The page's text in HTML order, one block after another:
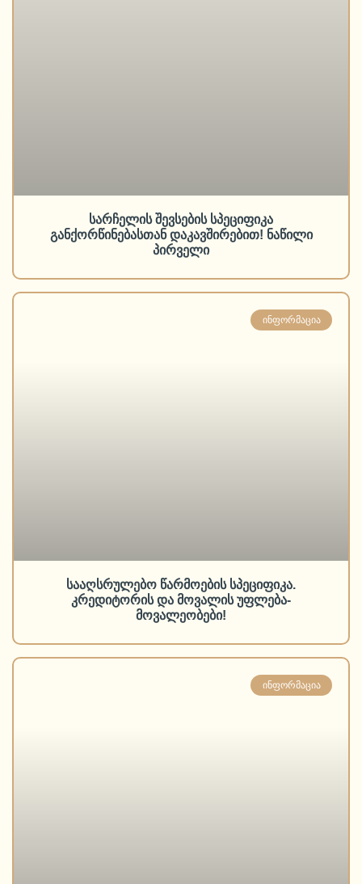
სარჩელის შევსების სპეციფიკა
განქორწინებასთან დაკავშირებით! ნაწილი
პირველი
ᲘᲜᲤᲝᲠᲛᲐᲪᲘᲐ
სააღსრულებო წარმოების სპეციფიკა.
კრედიტორის და მოვალის უფლება-
მოვალეობები!
ᲘᲜᲤᲝᲠᲛᲐᲪᲘᲐ